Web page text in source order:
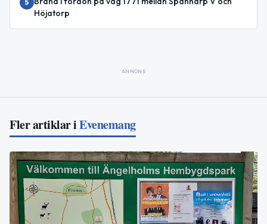
5
Höjatorp
ANNONS
Fler artiklar iEvenemang